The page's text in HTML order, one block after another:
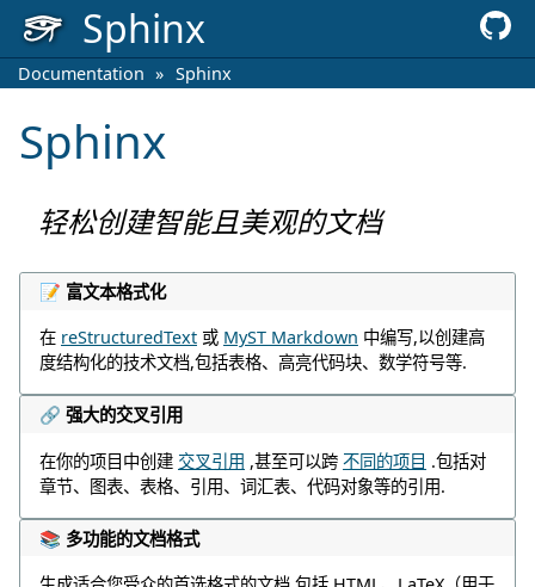
Sphinx
Documentation » Sphinx
Sphinx
轻松创建智能且美观的文档
📝 富文本格式化
在 reStructuredText 或 MyST Markdown 中编写,以创建高
度结构化的技术文档,包括表格、高亮代码块、数学符号等.
🔗 强大的交叉引用
在你的项目中创建 交叉引用 ,甚至可以跨 不同的项目 .包括对
章节、图表、表格、引用、词汇表、代码对象等的引用.
📚 多功能的文档格式